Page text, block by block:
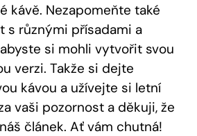
kávě. Nezapomeňte také
s různými přísadami a
si mohli vytvořit svou
verzi. Takže si dejte
kávou a užívejte si letní
vaši pozornost a děkuji, že
článek. Ať vám chutná!